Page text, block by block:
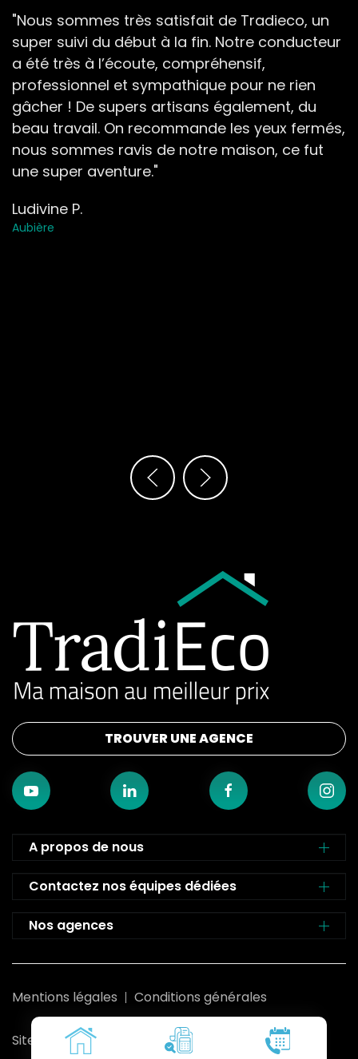
"Nous sommes très satisfait de Tradieco, un
super suivi du début à la fin. Notre conducteur
a été très à l’écoute, compréhensif,
professionnel et sympathique pour ne rien
gâcher ! De supers artisans également, du
beau travail. On recommande les yeux fermés,
nous sommes ravis de notre maison, ce fut
une super aventure."
Ludivine P.
Aubière
TROUVER UNE AGENCE
A propos de nous
Contactez nos équipes dédiées
Nos agences
Mentions légales Conditions générales
Site développé par Rom